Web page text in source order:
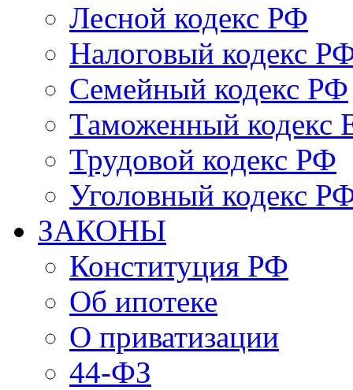
Лесной кодекс РФ
Налоговый кодекс
Семейный кодекс РФ
Таможенный
Трудовой кодекс РФ
Уголовный кодекс
ЗАКОНЫ
Конституция РФ
Об ипотеке
О приватизации
44-ФЗ